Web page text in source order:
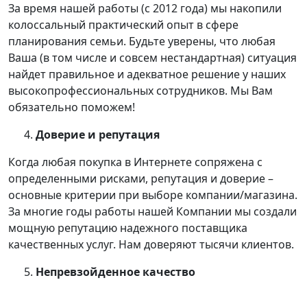
За время нашей работы (с 2012 года) мы накопили
колоссальный практический опыт в сфере
планирования семьи. Будьте уверены, что любая
Ваша (в том числе и совсем нестандартная) ситуация
найдет правильное и адекватное решение у наших
высокопрофессиональных сотрудников. Мы Вам
обязательно поможем!
Доверие и репутация
Когда любая покупка в Интернете сопряжена с
определенными рисками, репутация и доверие –
основные критерии при выборе компании/магазина.
За многие годы работы нашей Компании мы создали
мощную репутацию надежного поставщика
качественных услуг. Нам доверяют тысячи клиентов.
Непревзойденное качество